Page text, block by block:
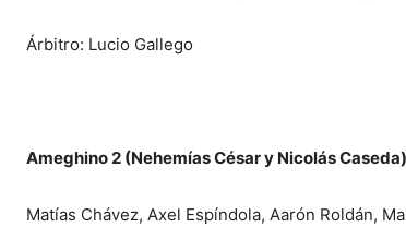
Árbitro: Lucio Gallego
Ameghino 2 (Nehemías César y Nicolás Caseda)
Matías Chávez, Axel Espíndola, Aarón Roldán,